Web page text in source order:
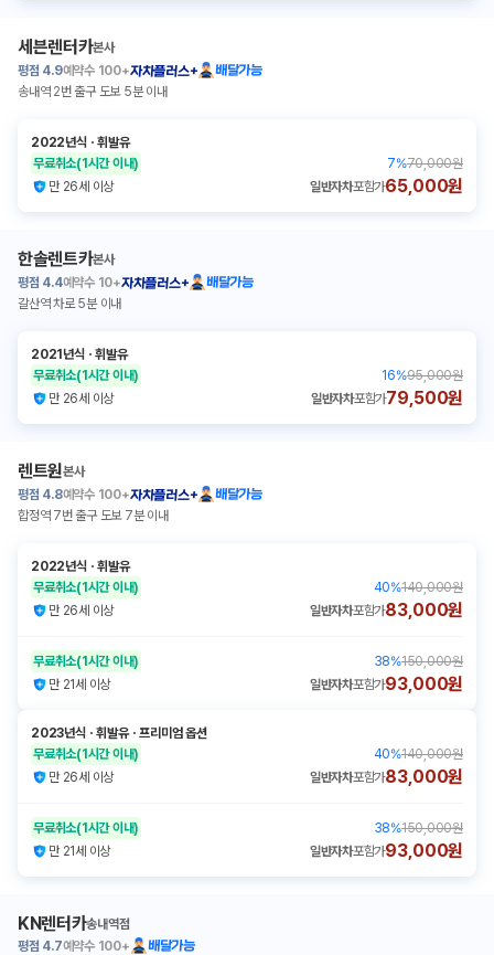
세븐렌터카본사
평점 4.9예약수 100+자차플러스+
배달가능
송내역 2번 출구 도보 5분 이내
2022년식 ㆍ휘발유
무료취소(1시간 이내) 7%70,000원
만 26세 이상
일반자차포함가65,000원
한솔렌트카본사
평점 4.4예약수 10+자차플러스+
배달가능
갈산역 차로 5분 이내
2021년식 ㆍ휘발유
무료취소(1시간 이내) 16%95,000원
만 26세 이상
일반자차포함가79,500원
렌트원본사
평점 4.8예약수 100+자차플러스+
배달가능
합정역 7번 출구 도보 7분 이내
2022년식 ㆍ휘발유
무료취소(1시간 이내) 40%140,000원
만 26세 이상
일반자차포함가83,000원
무료취소(1시간 이내) 38%150,000원
만 21세 이상
일반자차포함가93,000원
2023년식 ㆍ휘발유ㆍ프리미엄 옵션
무료취소(1시간 이내) 40%140,000원
만 26세 이상
일반자차포함가83,000원
무료취소(1시간 이내) 38%150,000원
만 21세 이상
일반자차포함가93,000원
KN렌터카송내역점
평점 4.7예약수 100+
배달가능